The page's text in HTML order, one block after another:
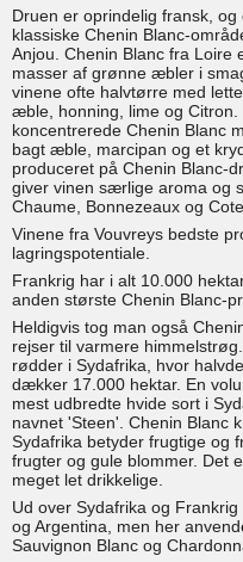
Druen er oprindelig fransk,
klassiske Chenin Blanc-
Anjou. Chenin Blanc fra Loire
masser af grønne æbler i
vinene ofte halvtørre med
æble, honning, lime og
koncentrerede Chenin Blanc
bagt æble, marcipan og et
produceret på Chenin Blanc-
giver vinen særlige aroma og
Chaume, Bonnezeaux og
Vinene fra Vouvreys bedste
lagringspotentiale.
Frankrig har i alt 10.000
anden største Chenin Blanc-
Heldigvis tog man også
rejser til varmere
rødder i Sydafrika, hvor
dækker 17.000 hektar. En
mest udbredte hvide sort i
navnet 'Steen'. Chenin Blanc
Sydafrika betyder frugtige og
frugter og gule blommer. Det
meget let drikkelige.
Ud over Sydafrika og
og Argentina, men her
Sauvignon Blanc og